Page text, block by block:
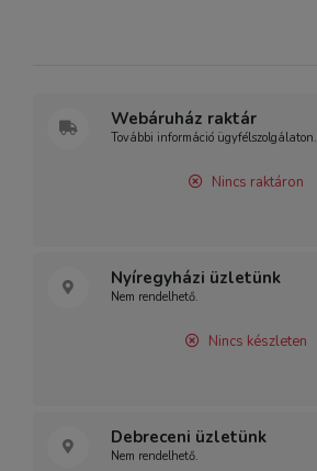
Webáruház raktár
További információ ügyfélszolgálaton.
Nincs raktáron
Nyíregyházi üzletünk
Nem rendelhető.
Nincs készleten
Debreceni üzletünk
Nem rendelhető.